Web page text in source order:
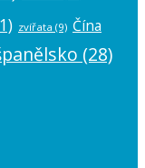
zvířata (9) Čína
(28)